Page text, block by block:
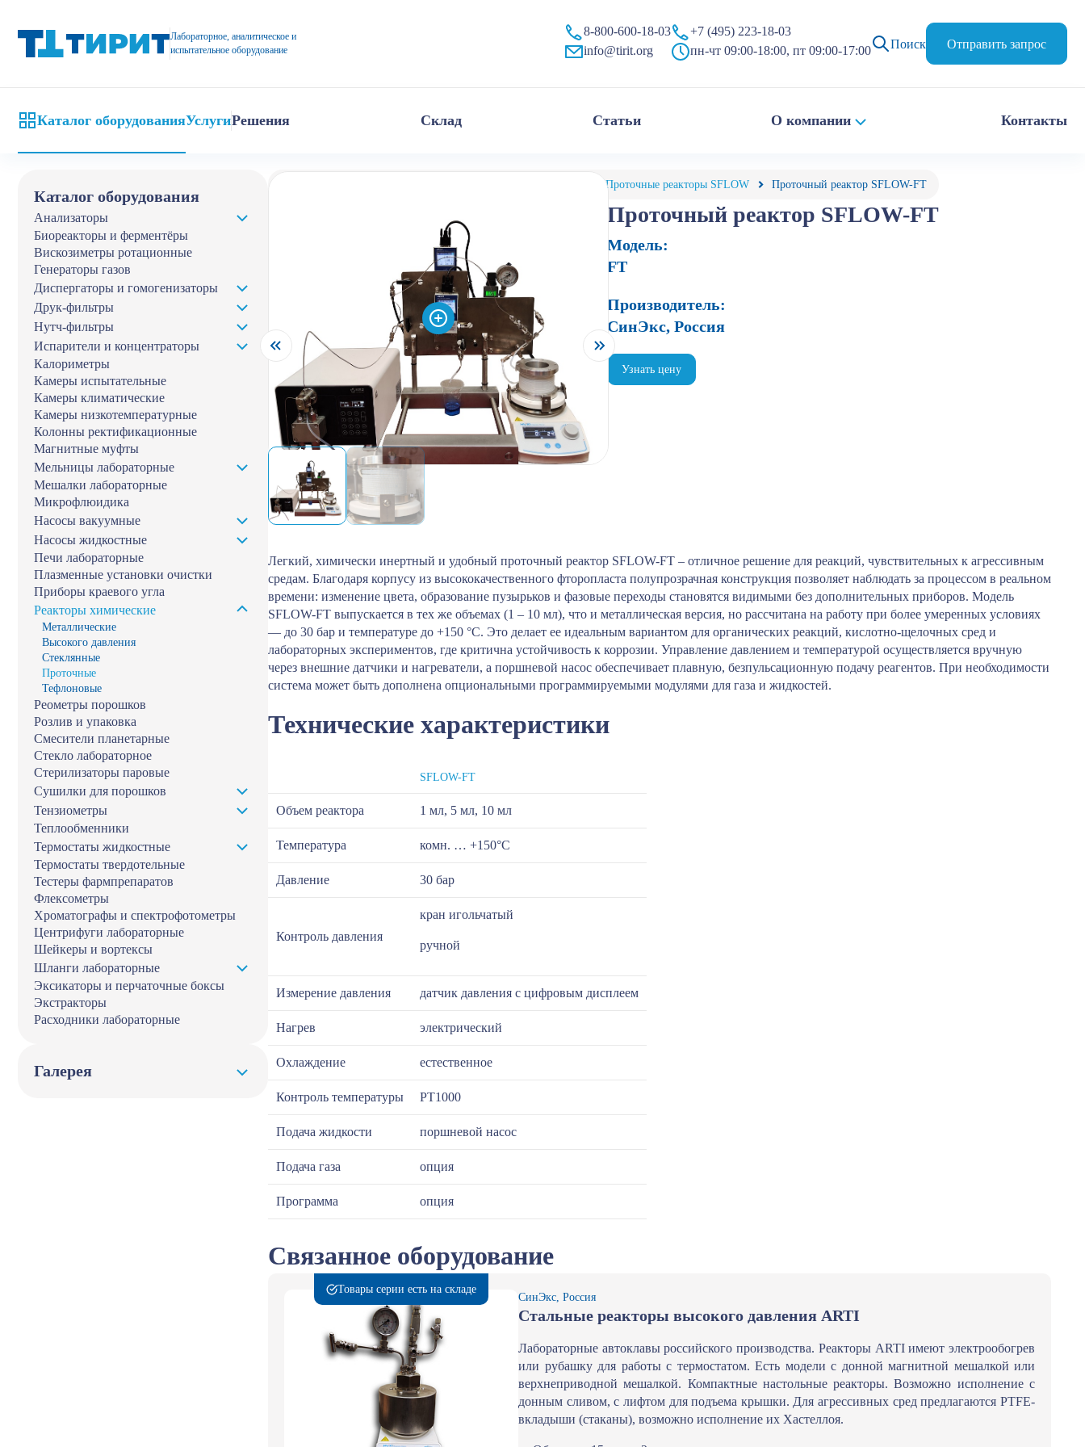
Лабораторное, аналитическое и
испытательное оборудование
8-800-600-18-03
info@tirit.org
+7 (495) 223-18-03
пн-чт 09:00-18:00, пт 09:00-17:00
Поиск Отправить запрос
Каталог оборудованияУслугиРешения Склад Статьи О компании Контакты
Каталог оборудования
Анализаторы
Биореакторы и ферментёры
Вискозиметры ротационные
Генераторы газов
Диспергаторы и гомогенизаторы
Друк-фильтры
Нутч-фильтры
Испарители и концентраторы
Калориметры
Камеры испытательные
Камеры климатические
Камеры низкотемпературные
Колонны ректификационные
Магнитные муфты
Мельницы лабораторные
Мешалки лабораторные
Микрофлюидика
Насосы вакуумные
Насосы жидкостные
Печи лабораторные
Плазменные установки очистки
Приборы краевого угла
Реакторы химические
Металлические
Высокого давления
Стеклянные
Проточные
Тефлоновые
Реометры порошков
Розлив и упаковка
Смесители планетарные
Стекло лабораторное
Стерилизаторы паровые
Сушилки для порошков
Тензиометры
Теплообменники
Термостаты жидкостные
Термостаты твердотельные
Тестеры фармпрепаратов
Флексометры
Хроматографы и спектрофотометры
Центрифуги лабораторные
Шейкеры и вортексы
Шланги лабораторные
Эксикаторы и перчаточные боксы
Экстракторы
Расходники лабораторные
Галерея
Проточные реакторы SFLOW Проточный реактор SFLOW-FT
Проточный реактор SFLOW-FT
Модель:
FT
Производитель:
СинЭкс, Россия
Узнать цену
Легкий, химически инертный и удобный проточный реактор SFLOW-FT – отличное решение для реакций, чувствительных к агрессивным
средам. Благодаря корпусу из высококачественного фторопласта полупрозрачная конструкция позволяет наблюдать за процессом в реальном
времени: изменение цвета, образование пузырьков и фазовые переходы становятся видимыми без дополнительных приборов. Модель
SFLOW-FT выпускается в тех же объемах (1 – 10 мл), что и металлическая версия, но рассчитана на работу при более умеренных условиях
— до 30 бар и температуре до +150 °C. Это делает ее идеальным вариантом для органических реакций, кислотно-щелочных сред и
лабораторных экспериментов, где критична устойчивость к коррозии. Управление давлением и температурой осуществляется вручную
через внешние датчики и нагреватели, а поршневой насос обеспечивает плавную, безпульсационную подачу реагентов. При необходимости
система может быть дополнена опциональными программируемыми модулями для газа и жидкостей.
Технические характеристики
SFLOW-FT
Объем реактора 1 мл, 5 мл, 10 мл
Температура комн. … +150°С
Давление 30 бар
Контроль давления
кран игольчатый
ручной
Измерение давления датчик давления с цифровым дисплеем
Нагрев электрический
Охлаждение естественное
Контроль температуры РТ1000
Подача жидкости поршневой насос
Подача газа опция
Программа опция
Связанное оборудование
Товары серии есть на складе
СинЭкс, Россия
Стальные реакторы высокого давления ARTI
Лабораторные автоклавы российского производства. Реакторы ARTI имеют электрообогрев
или рубашку для работы с термостатом. Есть модели с донной магнитной мешалкой или
верхнеприводной мешалкой. Компактные настольные реакторы. Возможно исполнение с
донным сливом, с лифтом для подъема крышки. Для агрессивных сред предлагаются PTFE-
вкладыши (стаканы), возможно исполнение их Хастеллоя.